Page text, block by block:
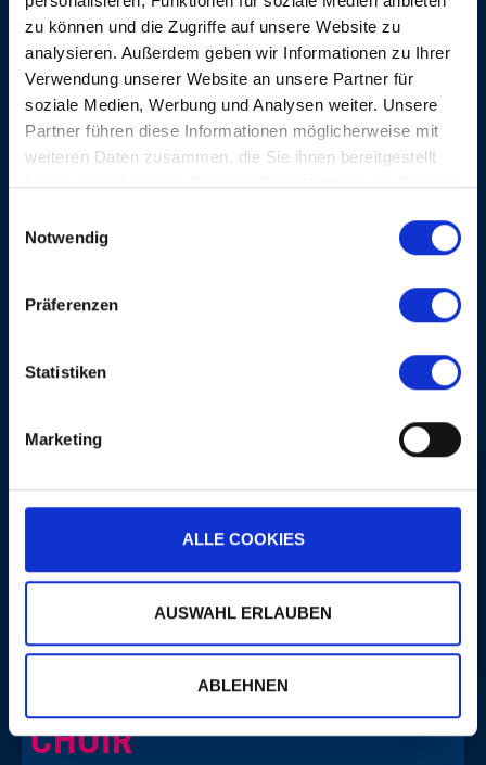
zu können und die Zugriffe auf unsere Website zu
analysieren. Außerdem geben wir Informationen zu Ihrer
Verwendung unserer Website an unsere Partner für
soziale Medien, Werbung und Analysen weiter. Unsere
Partner führen diese Informationen möglicherweise mit
weiteren Daten zusammen, die Sie ihnen bereitgestellt
haben oder die sie im Rahmen Ihrer Nutzung der Dienste
Notwendig
Präferenzen
Statistiken
Marketing
ALLE COOKIES
AUSWAHL ERLAUBEN
ABLEHNEN
du gospel mais possède dans son répertoire des
morceaux aux tonalités très modernes. A la télévision,
le chœur a déjà accompagné des stars de la pop
comme Mariah Carey ou Gloria Estefan: deux
sérieuses références de qualité.
AUTRES CONCERTS
THE VISUAL MINISTRY
CHOIR